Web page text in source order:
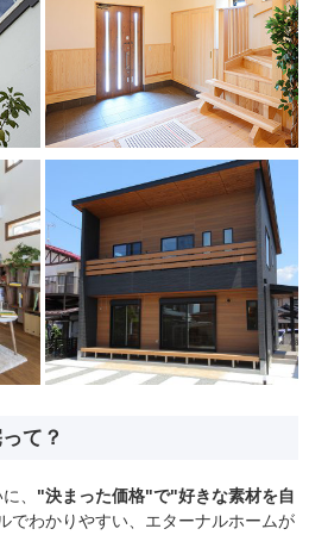
て？
、 "決まった価格"で"好きな素材を自
でわかりやすい、エターナルホームが